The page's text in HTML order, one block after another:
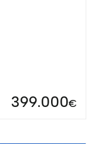
399.000€